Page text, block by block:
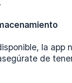
la app
de